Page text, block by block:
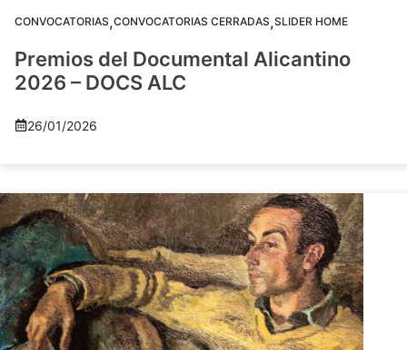
CONVOCATORIAS,CONVOCATORIAS CERRADAS,SLIDER HOME
Premios del Documental Alicantino
2026 – DOCS ALC
26/01/2026